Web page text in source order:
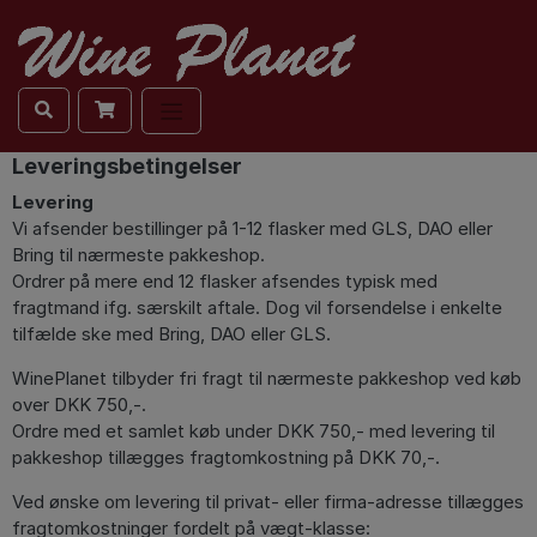
Søg
RØDVIN
HVIDVIN
ROSÉ
CHAMPAGNE
DESSERTVIN
Leveringsbetingelser
Levering
Vi afsender bestillinger på 1-12 flasker med GLS, DAO eller
Bring til nærmeste pakkeshop.
Ordrer på mere end 12 flasker afsendes typisk med
fragtmand ifg. særskilt aftale. Dog vil forsendelse i enkelte
tilfælde ske med Bring, DAO eller GLS.
WinePlanet tilbyder fri fragt til nærmeste pakkeshop ved køb
over DKK 750,-.
Ordre med et samlet køb under DKK 750,- med levering til
pakkeshop tillægges fragtomkostning på DKK 70,-.
Ved ønske om levering til privat- eller firma-adresse tillægges
fragtomkostninger fordelt på vægt-klasse: